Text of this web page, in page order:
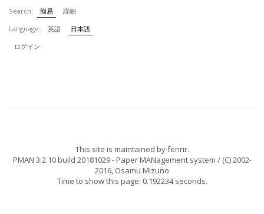
Search: 簡易
詳細
Language:
英語
日本語
ログイン
This site is maintained byfenrir.
PMAN 3.2.10 build 20181029- Paper MANagement system / (C) 2002-
2016, Osamu Mizuno
Time to show this page: 0.192234 seconds.